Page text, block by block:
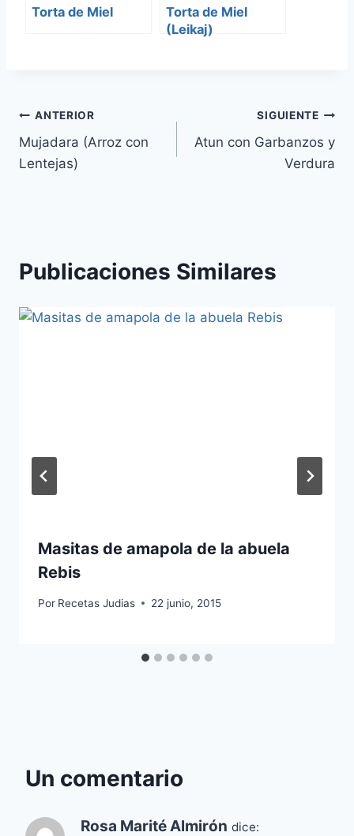
Torta de Miel
Torta de Miel
(Leikaj)
Navegación
de
ANTERIOR
Mujadara (Arroz con
Lentejas)
SIGUIENTE
Atun con Garbanzos y
Verdura
Publicaciones Similares
Masitas de amapola de la abuela
Rebis
Por Recetas Judias 22 junio, 2015
Un comentario
Rosa Marité Almirón dice: